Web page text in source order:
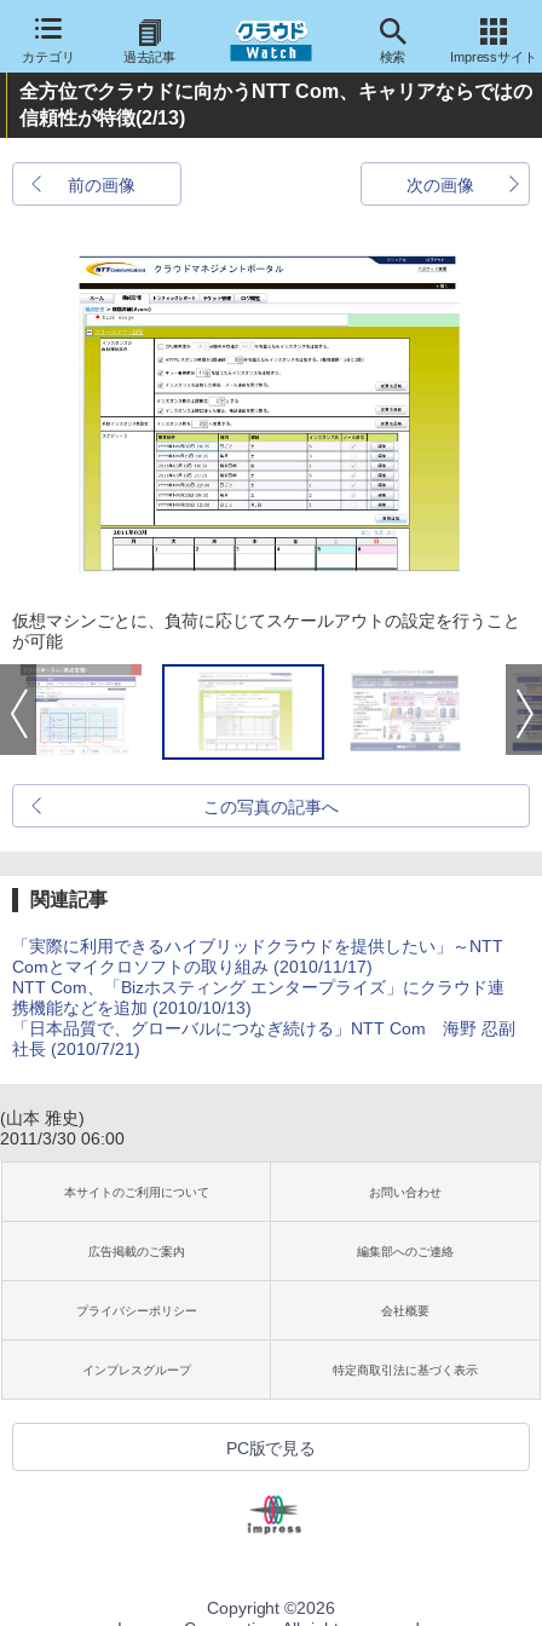
カテゴリ 過去記事 検索 Impressサイト
全方位でクラウドに向かうNTT Com、キャリアならではの
信頼性が特徴(2/13)
前の画像 次の画像
仮想マシンごとに、負荷に応じてスケールアウトの設定を行うこと
が可能
この写真の記事へ
関連記事
「実際に利用できるハイブリッドクラウドを提供したい」～NTT
Comとマイクロソフトの取り組み (2010/11/17)
NTT Com、「Bizホスティング エンタープライズ」にクラウド連
携機能などを追加 (2010/10/13)
「日本品質で、グローバルにつなぎ続ける」NTT Com 海野 忍副
社長 (2010/7/21)
(山本 雅史)
2011/3/30 06:00
本サイトのご利用について お問い合わせ
広告掲載のご案内 編集部へのご連絡
プライバシーポリシー 会社概要
インプレスグループ 特定商取引法に基づく表示
PC版で見る
Copyright ©2026